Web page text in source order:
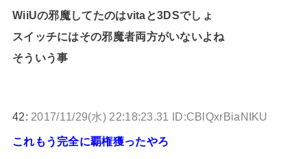
WiiUの邪魔してたのはvitaと3DSでしょ
スイッチにはその邪魔者両方がいないよね
そういう事
42: 2017/11/29(水) 22:18:23.31 ID:CBlQxrBiaNIKU
これもう完全に覇権獲ったやろ